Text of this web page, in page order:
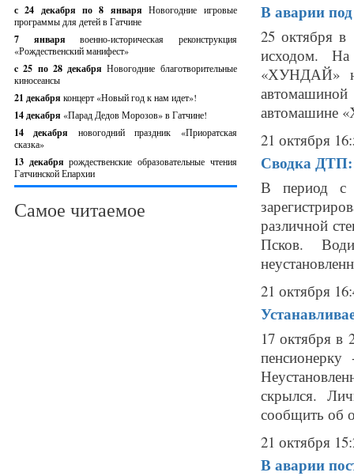
с 24 декабря по 8 январяНовогодние игровые
программы для детей в Гатчине
7 январявоенно-историческая реконструкция
«Рождественский манифест»
c 25 по 28 декабряНовогодние благотворительные
киносеансы
21 декабря концерт «Новый год к нам идет»!
14 декабря «Парад Дедов Морозов» в Гатчине!
14 декабря новогодний праздник «Приоратская
сказка»
13 декабрярождественские образовательные чтения
Гатчинской Епархии
Самое читаемое
В аварии
25 октября
исходом. На
«ХУНДАЙ»
автомашине
21 октября
Сводка ДТП:
В период с
различной
Псков.
21 октября
17 октября в
скрылся.
сообщить об
21 октября
В аварии